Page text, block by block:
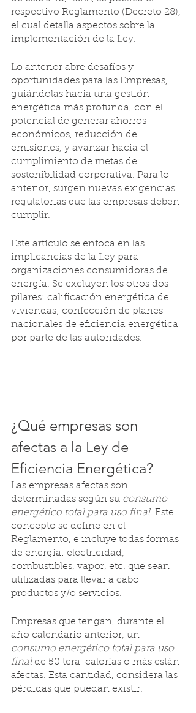
respectivo Reglamento (Decreto 28),
el cual detalla aspectos sobre la
implementación de la Ley.
Lo anterior abre desafíos y
oportunidades para las Empresas,
guiándolas hacia una gestión
energética más profunda, con el
potencial de generar ahorros
económicos, reducción de
emisiones, y avanzar hacia el
cumplimiento de metas de
sostenibilidad corporativa. Para lo
anterior, surgen nuevas exigencias
regulatorias que las empresas deben
cumplir.
Este artículo se enfoca en las
implicancias de la Ley para
organizaciones consumidoras de
energía. Se excluyen los otros dos
pilares: calificación energética de
viviendas; confección de planes
nacionales de eficiencia energética
por parte de las autoridades.
¿Qué empresas son
afectas a la Ley de
Eficiencia Energética?
Las empresas afectas son
determinadas según su consumo
energético total para uso final. Este
concepto se define en el
Reglamento, e incluye todas formas
de energía: electricidad,
combustibles, vapor, etc. que sean
utilizadas para llevar a cabo
productos y/o servicios.
Empresas que tengan, durante el
año calendario anterior, un
consumo energético total para uso
final de 50 tera-calorías o más están
afectas. Esta cantidad, considera las
pérdidas que puedan existir.